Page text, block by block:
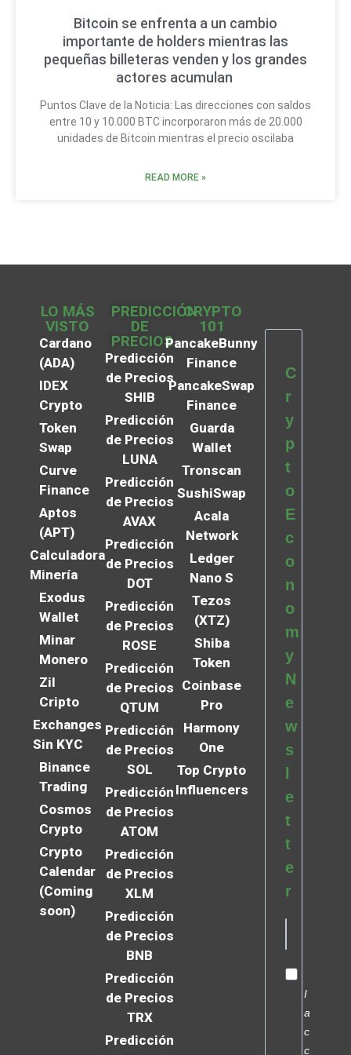
Bitcoin se enfrenta a un cambio
importante de holders mientras las
pequeñas billeteras venden y los grandes
actores acumulan
Puntos Clave de la Noticia: Las direcciones con saldos
entre 10 y 10.000 BTC incorporaron más de 20.000
unidades de Bitcoin mientras el precio oscilaba
READ MORE »
LO MÁS
VISTO
Cardano
(ADA)
IDEX
Crypto
Token
Swap
Curve
Finance
Aptos
(APT)
Calculadora
Minería
Exodus
Wallet
Minar
Monero
Zil
Cripto
Exchanges
Sin KYC
Binance
Trading
Cosmos
Crypto
Crypto
Calendar
(Coming
soon)
PREDICCIÓN
DE
PRECIOS
Predicción
de Precios
SHIB
Predicción
de Precios
LUNA
Predicción
de Precios
AVAX
Predicción
de Precios
DOT
Predicción
de Precios
ROSE
Predicción
de Precios
QTUM
Predicción
de Precios
SOL
Predicción
de Precios
ATOM
Predicción
de Precios
XLM
Predicción
de Precios
BNB
Predicción
de Precios
TRX
Predicción
CRYPTO
101
PancakeBunny
Finance
PancakeSwap
Finance
Guarda
Wallet
Tronscan
SushiSwap
Acala
Network
Ledger
Nano S
Tezos
(XTZ)
Shiba
Token
Coinbase
Pro
Harmony
One
Top Crypto
Influencers
C
r
y
p
t
o
E
c
o
n
o
m
y
N
e
w
s
e
t
t
e
r
I
a
c
c